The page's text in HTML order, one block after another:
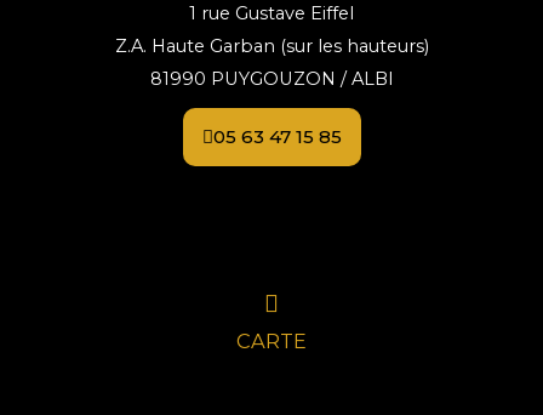
1 rue Gustave Eiffel
Z.A. Haute Garban (sur les hauteurs)
81990 PUYGOUZON / ALBI
05 63 47 15 85
CARTE